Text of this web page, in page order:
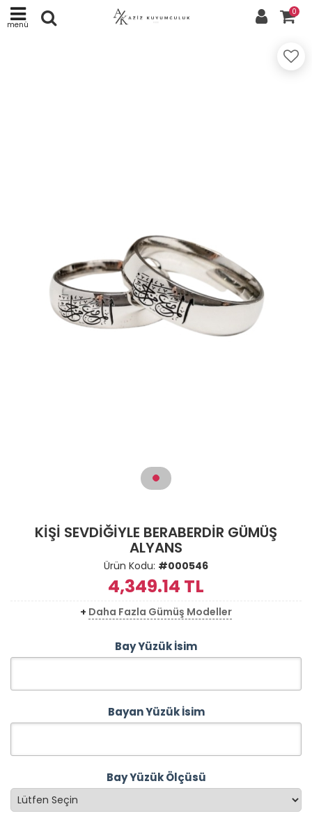
menü
0
KİŞİ SEVDİĞİYLE BERABERDİR GÜMÜŞ
ALYANS
Ürün Kodu: #000546
4,349.14 TL
+ Daha Fazla Gümüş Modeller
Bay Yüzük İsim
Bayan Yüzük İsim
Bay Yüzük Ölçüsü